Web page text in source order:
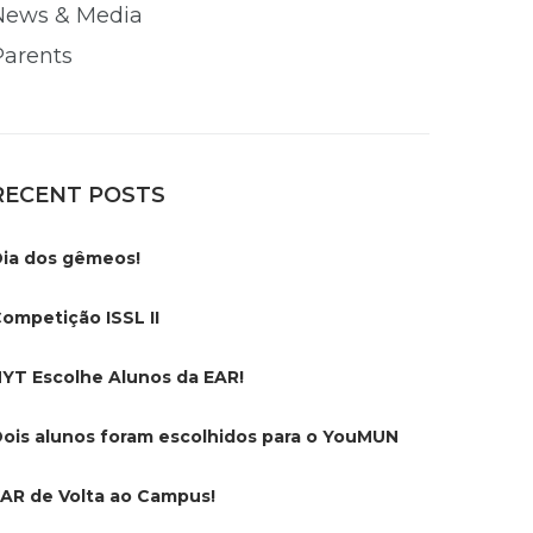
& Media
POSTS
dos gêmeos!
ISSL II
Escolhe Alunos da EAR!
alunos foram escolhidos para o YouMUN
de Volta ao Campus!